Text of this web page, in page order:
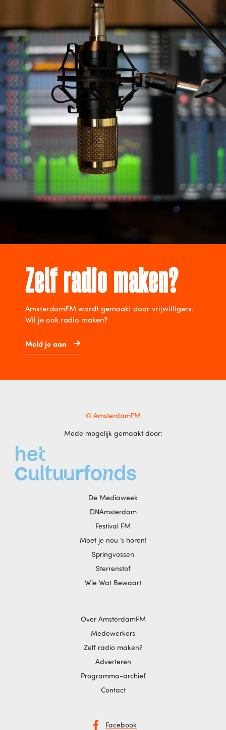
Zelf radio maken?
AmsterdamFM wordt gemaakt door vrijwilligers.
Wil je ook radio maken?
Meld je aan
© AmsterdamFM
Mede mogelijk gemaakt door:
De Mediaweek
DNAmsterdam
Festival FM
Moet je nou ‘s horen!
Springvossen
Sterrenstof
Wie Wat Bewaart
Over AmsterdamFM
Medewerkers
Zelf radio maken?
Adverteren
Programma-archief
Contact
Facebook